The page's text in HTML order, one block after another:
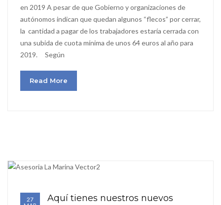
en 2019 A pesar de que Gobierno y organizaciones de
autónomos indican que quedan algunos “flecos” por cerrar,
la cantidad a pagar de los trabajadores estaría cerrada con
una subida de cuota mínima de unos 64 euros al año para
2019. Según
Read More
27
Aquí tienes nuestros nuevos